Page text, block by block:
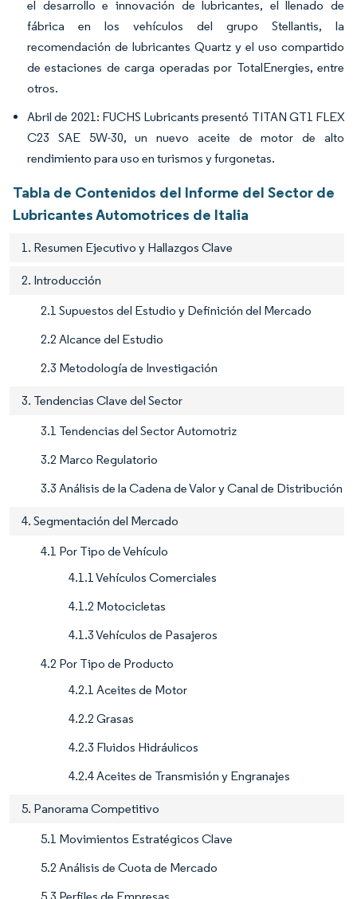
el desarrollo e innovación de lubricantes, el llenado de
fábrica en los vehículos del grupo Stellantis, la
recomendación de lubricantes Quartz y el uso compartido
de estaciones de carga operadas por TotalEnergies, entre
otros.
Abril de 2021: FUCHS Lubricants presentó TITAN GT1 FLEX
C23 SAE 5W-30, un nuevo aceite de motor de alto
rendimiento para uso en turismos y furgonetas.
Tabla de Contenidos del Informe del Sector de
Lubricantes Automotrices de Italia
1. Resumen Ejecutivo y Hallazgos Clave
2. Introducción
2.1 Supuestos del Estudio y Definición del Mercado
2.2 Alcance del Estudio
2.3 Metodología de Investigación
3. Tendencias Clave del Sector
3.1 Tendencias del Sector Automotriz
3.2 Marco Regulatorio
3.3 Análisis de la Cadena de Valor y Canal de Distribución
4. Segmentación del Mercado
4.1 Por Tipo de Vehículo
4.1.1 Vehículos Comerciales
4.1.2 Motocicletas
4.1.3 Vehículos de Pasajeros
4.2 Por Tipo de Producto
4.2.1 Aceites de Motor
4.2.2 Grasas
4.2.3 Fluidos Hidráulicos
4.2.4 Aceites de Transmisión y Engranajes
5. Panorama Competitivo
5.1 Movimientos Estratégicos Clave
5.2 Análisis de Cuota de Mercado